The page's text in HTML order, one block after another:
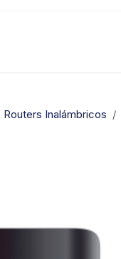
Routers Inalámbricos